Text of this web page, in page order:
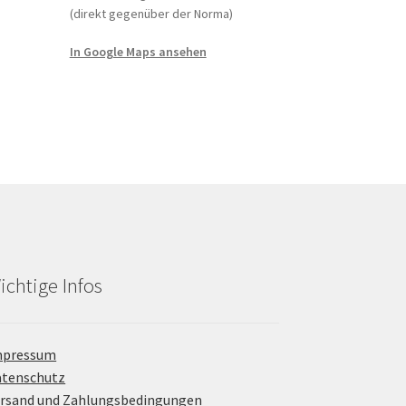
(direkt gegenüber der Norma)
In Google Maps ansehen
Infos
und Zahlungsbedingungen